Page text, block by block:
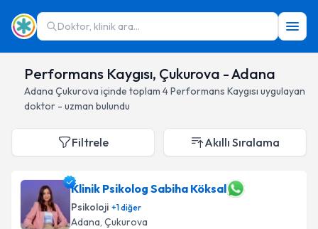
Doktor, klinik ara...
Performans Kaygısı, Çukurova - Adana
Adana Çukurova içinde toplam 4Performans Kaygısı uygulayan
doktor - uzman bulundu
Filtrele Akıllı Sıralama
Klinik Psikolog Sabiha Köksal
Psikoloji +1diğer
Adana, Çukurova